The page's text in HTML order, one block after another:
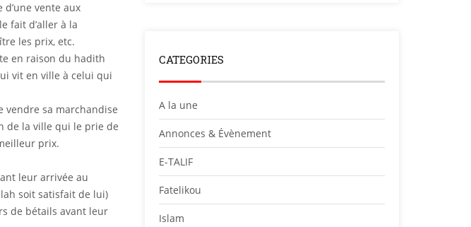
vente aux
fait d’aller à la
les prix, etc.
en raison du hadith
vit en ville à celui qui
vendre sa marchandise
de la ville qui le prie de
prix.
leur arrivée au
soit satisfait de lui)
de bétails avant leur
CATEGORIES
A la une
Annonces & Évènement
E-TALIF
Fatelikou
Islam